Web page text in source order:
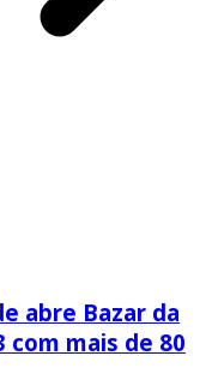
abre Bazar da
com mais de 80